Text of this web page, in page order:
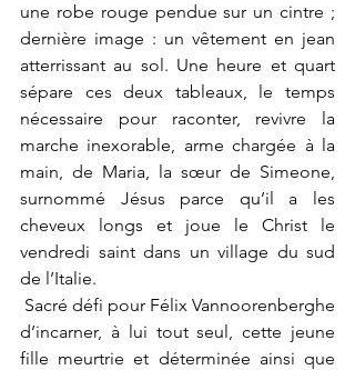
une robe rouge pendue sur un cintre ;
dernière image : un vêtement en jean
atterrissant au sol. Une heure et quart
sépare ces deux tableaux, le temps
nécessaire pour raconter, revivre la
marche inexorable, arme chargée à la
main, de Maria, la sœur de Simeone,
surnommé Jésus parce qu’il a les
cheveux longs et joue le Christ le
vendredi saint dans un village du sud
de l’Italie.
Sacré défi pour Félix Vannoorenberghe
d’incarner, à lui tout seul, cette jeune
fille meurtrie et déterminée ainsi que